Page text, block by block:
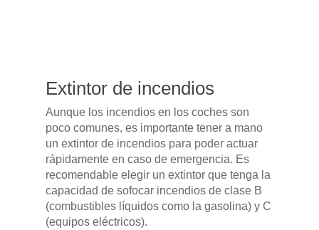
Extintor de incendios
Aunque los incendios en los coches son
poco comunes, es importante tener a mano
un extintor de incendios para poder actuar
rápidamente en caso de emergencia. Es
recomendable elegir un extintor que tenga la
capacidad de sofocar incendios de clase B
(combustibles líquidos como la gasolina) y C
(equipos eléctricos).